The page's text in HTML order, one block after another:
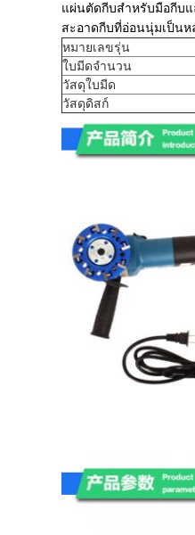
แผ่นตัดกีบสำหรับมือกีบ
สะอาดกีบที่อ่อนนุ่มเป็นห
หมายเลขรุ่น
ใบมีดจำนวน
วัสดุใบมีด
วัสดุดิสก์